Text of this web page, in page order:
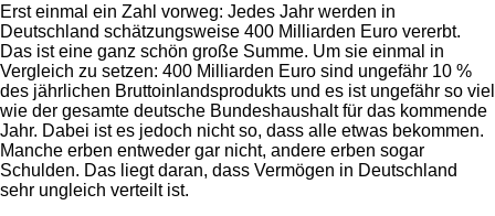
Erst einmal ein Zahl vorweg: Jedes Jahr werden in
Deutschland schätzungsweise 400 Milliarden Euro vererbt.
Das ist eine ganz schön große Summe. Um sie einmal in
Vergleich zu setzen: 400 Milliarden Euro sind ungefähr 10 %
des jährlichen Bruttoinlandsprodukts und es ist ungefähr so viel
wie der gesamte deutsche Bundeshaushalt für das kommende
Jahr. Dabei ist es jedoch nicht so, dass alle etwas bekommen.
Manche erben entweder gar nicht, andere erben sogar
Schulden. Das liegt daran, dass Vermögen in Deutschland
sehr ungleich verteilt ist.